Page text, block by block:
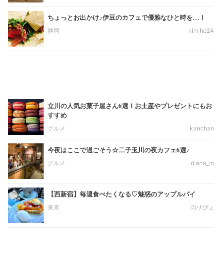
ちょっとお出かけ♪伊豆のカフェで優雅なひと時を…！
静岡
kimiho24
立川の人気お菓子屋さん6選！お土産やプレゼントにもお
すすめ
グルメ
kanchan
今夜はここで過ごそう☆二子玉川の夜カフェ6選♪
グルメ
diana_m
【西新宿】毎週食べたくなる♡魅惑のアップルパイ
東京
のりぴょ